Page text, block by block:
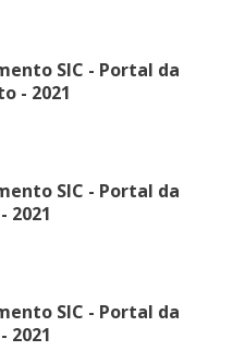
SIC - Portal da
- 2021
SIC - Portal da
2021
SIC - Portal da
2021